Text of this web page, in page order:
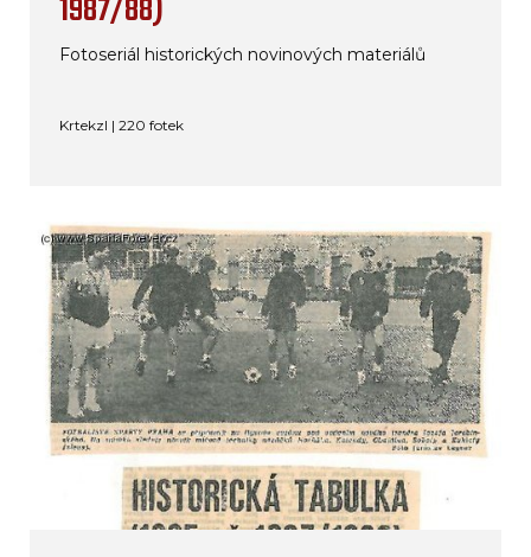
1987/88)
Fotoseriál historických novinových materiálů
Krtekzl | 220 fotek